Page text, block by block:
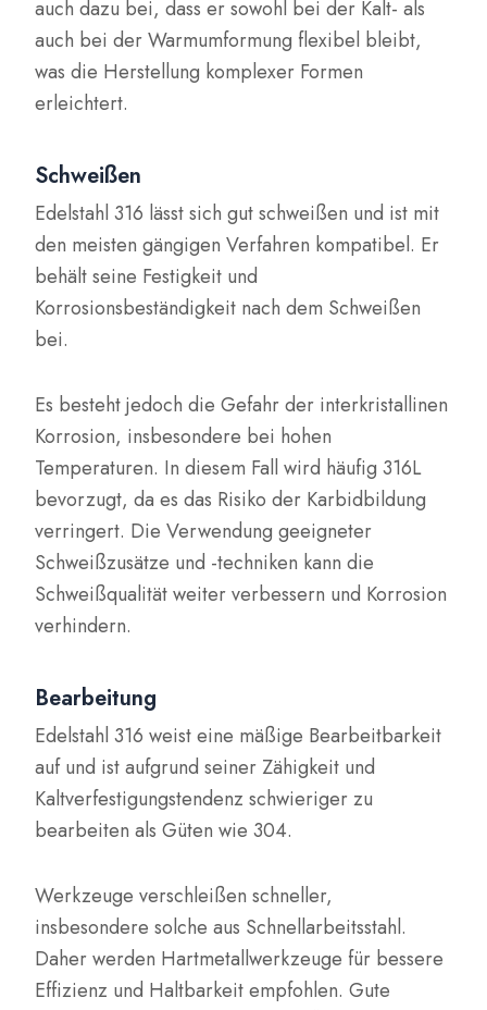
auch dazu bei, dass er sowohl bei der Kalt- als
auch bei der Warmumformung flexibel bleibt,
was die Herstellung komplexer Formen
erleichtert.
Schweißen
Edelstahl 316 lässt sich gut schweißen und ist mit
den meisten gängigen Verfahren kompatibel. Er
behält seine Festigkeit und
Korrosionsbeständigkeit nach dem Schweißen
bei.
Es besteht jedoch die Gefahr der interkristallinen
Korrosion, insbesondere bei hohen
Temperaturen. In diesem Fall wird häufig 316L
bevorzugt, da es das Risiko der Karbidbildung
verringert. Die Verwendung geeigneter
Schweißzusätze und -techniken kann die
Schweißqualität weiter verbessern und Korrosion
verhindern.
Bearbeitung
Edelstahl 316 weist eine mäßige Bearbeitbarkeit
auf und ist aufgrund seiner Zähigkeit und
Kaltverfestigungstendenz schwieriger zu
bearbeiten als Güten wie 304.
Werkzeuge verschleißen schneller,
insbesondere solche aus Schnellarbeitsstahl.
Daher werden Hartmetallwerkzeuge für bessere
Effizienz und Haltbarkeit empfohlen. Gute